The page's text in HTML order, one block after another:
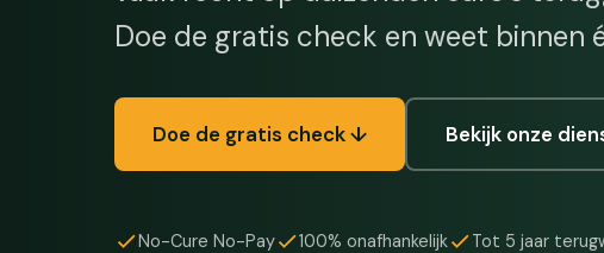
Doe de gratis check en weet binnen
Doe de gratis check ↓ Bekijk onze
No-Cure No-Pay 100% onafhankelijk Tot 5 jaar